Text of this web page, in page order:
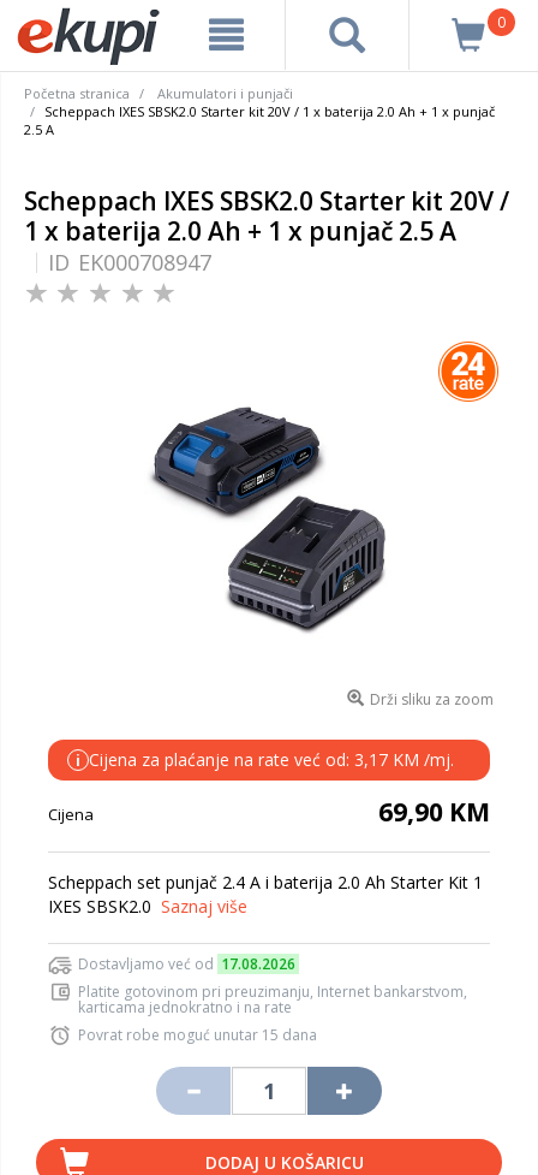
0
Početna stranica
Akumulatori i punjači
Scheppach IXES SBSK2.0 Starter kit 20V / 1 x baterija 2.0 Ah + 1 x punjač
2.5 A
Scheppach IXES SBSK2.0 Starter kit 20V /
1 x baterija 2.0 Ah + 1 x punjač 2.5 A
ID EK000708947
Drži sliku za zoom
i Cijena za plaćanje na rate već od: 3,17 KM /mj.
Cijena 69,90 KM
Scheppach set punjač 2.4 A i baterija 2.0 Ah Starter Kit 1
IXES SBSK2.0 Saznaj više
Dostavljamo već od 17.08.2026
Platite gotovinom pri preuzimanju, Internet bankarstvom,
karticama jednokratno i na rate
Povrat robe moguć unutar 15 dana
DODAJ U KOŠARICU